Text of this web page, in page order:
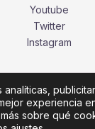
Youtube
Twitter
Instagram
los
analíticas,
experiencia
sobre qué